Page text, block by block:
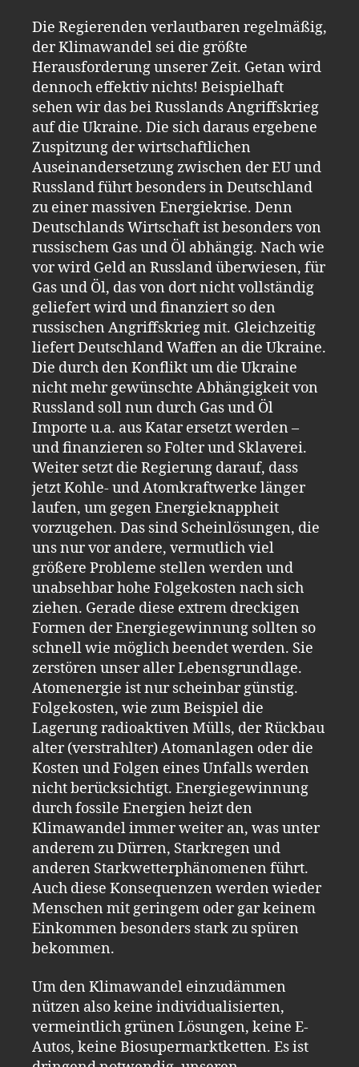
Die Regierenden verlautbaren regelmäßig,
der Klimawandel sei die größte
Herausforderung unserer Zeit. Getan wird
dennoch effektiv nichts! Beispielhaft
sehen wir das bei Russlands Angriffskrieg
auf die Ukraine. Die sich daraus ergebene
Zuspitzung der wirtschaftlichen
Auseinandersetzung zwischen der EU und
Russland führt besonders in Deutschland
zu einer massiven Energiekrise. Denn
Deutschlands Wirtschaft ist besonders von
russischem Gas und Öl abhängig. Nach wie
vor wird Geld an Russland überwiesen, für
Gas und Öl, das von dort nicht vollständig
geliefert wird und finanziert so den
russischen Angriffskrieg mit. Gleichzeitig
liefert Deutschland Waffen an die Ukraine.
Die durch den Konflikt um die Ukraine
nicht mehr gewünschte Abhängigkeit von
Russland soll nun durch Gas und Öl
Importe u.a. aus Katar ersetzt werden –
und finanzieren so Folter und Sklaverei.
Weiter setzt die Regierung darauf, dass
jetzt Kohle- und Atomkraftwerke länger
laufen, um gegen Energieknappheit
vorzugehen. Das sind Scheinlösungen, die
uns nur vor andere, vermutlich viel
größere Probleme stellen werden und
unabsehbar hohe Folgekosten nach sich
ziehen. Gerade diese extrem dreckigen
Formen der Energiegewinnung sollten so
schnell wie möglich beendet werden. Sie
zerstören unser aller Lebensgrundlage.
Atomenergie ist nur scheinbar günstig.
Folgekosten, wie zum Beispiel die
Lagerung radioaktiven Mülls, der Rückbau
alter (verstrahlter) Atomanlagen oder die
Kosten und Folgen eines Unfalls werden
nicht berücksichtigt. Energiegewinnung
durch fossile Energien heizt den
Klimawandel immer weiter an, was unter
anderem zu Dürren, Starkregen und
anderen Starkwetterphänomenen führt.
Auch diese Konsequenzen werden wieder
Menschen mit geringem oder gar keinem
Einkommen besonders stark zu spüren
bekommen.
Um den Klimawandel einzudämmen
nützen also keine individualisierten,
vermeintlich grünen Lösungen, keine E-
Autos, keine Biosupermarktketten. Es ist